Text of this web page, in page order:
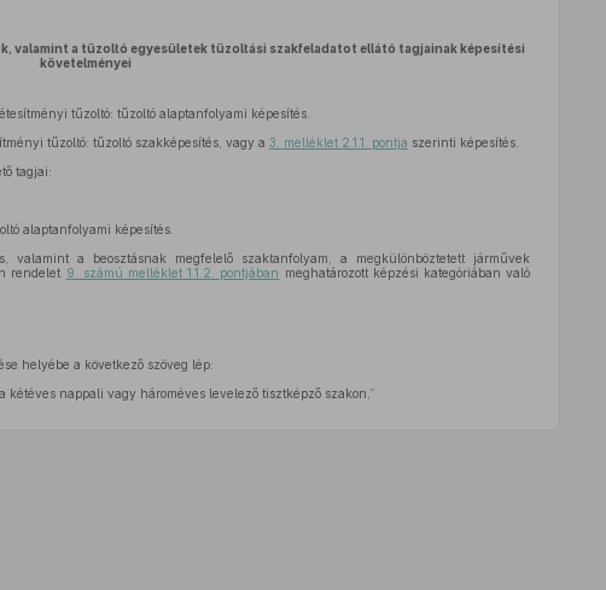
valamint a tűzoltó egyesületek tűzoltási szakfeladatot ellátó tagjainak képesítési
követelményei
tűzoltó: tűzoltó alaptanfolyami képesítés.
tűzoltó: tűzoltó szakképesítés, vagy a 3. melléklet 2.1.1. pontja szerinti képesítés.
tagjai:
alaptanfolyami képesítés.
valamint a beosztásnak megfelelő szaktanfolyam, a megkülönböztetett járművek
rendelet 9. számú melléklet 1.1.2. pontjában meghatározott képzési kategóriában való
helyébe a következő szöveg lép:
nappali vagy hároméves levelező tisztképző szakon,”